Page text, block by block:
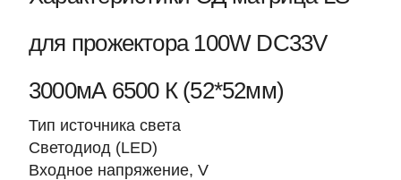
для прожектора 100W DC33V
3000мА 6500 К (52*52мм)
Тип источника света
Светодиод (LED)
Входное напряжение, V